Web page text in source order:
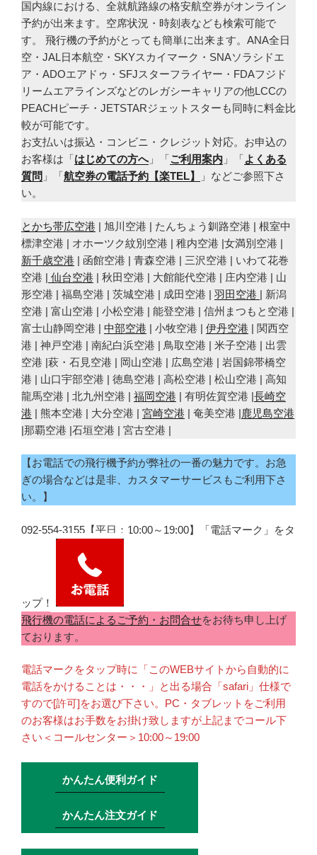
国内線における、全就航路線の格安航空券がオンライン
予約が出来ます。空席状況・時刻表なども検索可能で
す。 飛行機の予約がとっても簡単に出来ます。ANA全日
空・JAL日本航空・SKYスカイマーク・SNAソラシドエ
ア・ADOエアドゥ・SFJスターフライヤー・FDAフジド
リームエアラインズなどのレガシーキャリアの他LCCの
PEACHピーチ・JETSTARジェットスターも同時に料金比
較が可能です。
お支払いは振込・コンビニ・クレジット対応。お申込の
お客様は「はじめての方へ」「ご利用案内 」「よくある
質問 」「航空券の電話予約【楽TEL】
」などご参照下さ
い。
とかち帯広空港 | 旭川空港 | たんちょう釧路空港 | 根室中
標津空港 | オホーツク紋別空港 | 稚内空港 |女満別空港 |
新千歳空港 | 函館空港 | 青森空港 | 三沢空港 | いわて花巻
空港 | 仙台空港 | 秋田空港 | 大館能代空港 | 庄内空港 | 山
形空港 | 福島空港 | 茨城空港 | 成田空港 | 羽田空港 | 新潟
空港 | 富山空港 | 小松空港 | 能登空港 | 信州まつもと空港 |
富士山静岡空港 | 中部空港 | 小牧空港 | 伊丹空港 | 関西空
港 | 神戸空港 | 南紀白浜空港 | 鳥取空港 | 米子空港 | 出雲
空港 |萩・石見空港 | 岡山空港 | 広島空港 | 岩国錦帯橋空
港 | 山口宇部空港 | 徳島空港 | 高松空港 | 松山空港 | 高知
龍馬空港 | 北九州空港 | 福岡空港 | 有明佐賀空港 |長崎空
港 | 熊本空港 | 大分空港 | 宮崎空港 | 奄美空港 |鹿児島空港
|那覇空港 |石垣空港 | 宮古空港 |
【お電話での飛行機予約が弊社の一番の魅力です。お急
ぎの場合などは是非、カスタマーサービスもご利用下さ
い。】
092-554-3155【平日：10:00～19:00】「電話マーク」をタ
ップ！
飛行機の電話によるご予約・お問合せをお待ち申し上げ
ております。
電話マークをタップ時に「このWEBサイトから自動的に
電話をかけることは・・・」と出る場合「safari」仕様で
すので[許可]をお選び下さい。PC・タブレットをご利用
のお客様はお手数をお掛け致しますが上記までコール下
さい＜コールセンター＞10:00～19:00
かんたん便利ガイド
かんたん注文ガイド